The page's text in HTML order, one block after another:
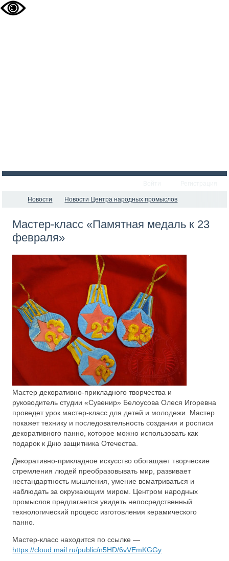
Новости Новости Центра народных промыслов
Мастер-класс «Памятная медаль к 23
февраля»
Мастер декоративно-прикладного творчества и
руководитель студии «Сувенир» Белоусова Олеся Игоревна
проведет урок мастер-класс для детей и молодежи. Мастер
покажет технику и последовательность создания и росписи
декоративного панно, которое можно использовать как
подарок к Дню защитника Отечества.
Декоративно-прикладное искусство обогащает творческие
стремления людей преобразовывать мир, развивает
нестандартность мышления, умение всматриваться и
наблюдать за окружающим миром. Центром народных
промыслов предлагается увидеть непосредственный
технологический процесс изготовления керамического
панно.
Мастер-класс находится по ссылке —
https://cloud.mail.ru/public/n5HD/6vVEmKGGy